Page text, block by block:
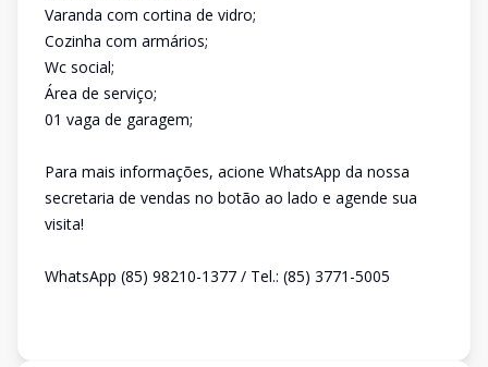
Varanda com cortina de vidro;
Cozinha com armários;
Wc social;
Área de serviço;
01 vaga de garagem;
Para mais informações, acione WhatsApp da nossa
secretaria de vendas no botão ao lado e agende sua
visita!
WhatsApp (85) 98210-1377 / Tel.: (85) 3771-5005